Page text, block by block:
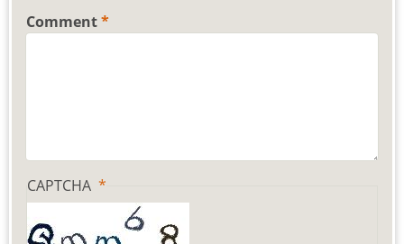
Comment
CAPTCHA